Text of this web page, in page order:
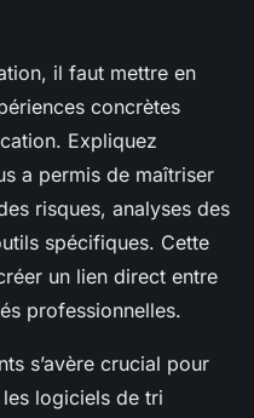
il faut mettre en
concrètes
Expliquez
a permis de maîtriser
risques, analyses des
spécifiques. Cette
un lien direct entre
professionnelles.
s’avère crucial pour
logiciels de tri